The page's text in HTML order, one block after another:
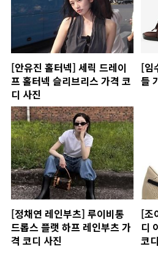
[안유진 홀터넥] 세릭 드레이
프 홀터넥 슬리브리스 가격 코
디 사진
[임
들
[정채연 레인부츠] 루이비통
드롭스 플랫 하프 레인부츠 가
격 코디 사진
[조
디
코